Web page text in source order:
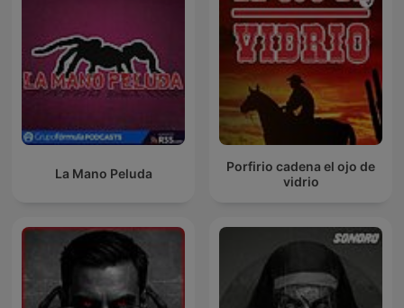
La Mano Peluda
Porfirio cadena el ojo de
vidrio